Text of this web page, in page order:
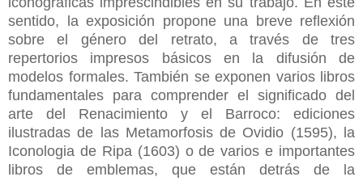
sentido, la exposición propone una breve reflexión
sobre el género del retrato, a través de tres
repertorios impresos básicos en la difusión de
modelos formales. También se exponen varios libros
fundamentales para comprender el significado del
arte del Renacimiento y el Barroco: ediciones
ilustradas de las Metamorfosis de Ovidio (1595), la
Iconologia de Ripa (1603) o de varios e importantes
libros de emblemas, que están detrás de la